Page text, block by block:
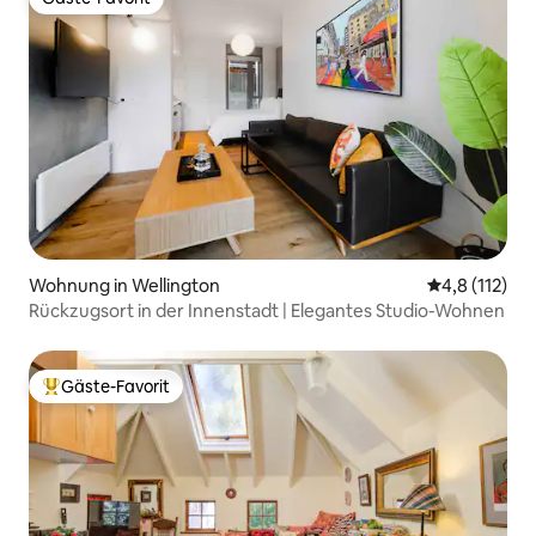
Gäste-Favorit
Wohnung in Wellington
4,8 (112)
Rückzugsort in der Innenstadt | Elegantes Studio-Wohnen
Beliebter Gäste-Favorit.
Gäste-Favorit